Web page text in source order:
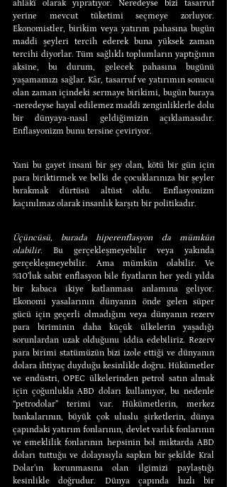
ahlâkî olarak yıpratıyor. Neredeyse bizi tasarruf
yerine mevcut tüketimi seçmeye zorluyor.
Ekonomistler, birikim veya yatırım pahasına bugün
maddi şeyleri tercih ederek buna yüksek zaman
tercihi diyorlar. Tüm sağlıklı toplumların yaptığının
aksine, bu durum, gelecek pahasına bugünü
yaşamamızı sağlar. Kâr, tasarruf ve yatırımın sonucu
olan zaman içindeki sermaye birikimi, bugün buraya
-neredeyse hayal edilemez maddi zenginliklerle dolu
bir dünyaya-nasıl geldiğimizin açıklamasıdır.
Enflasyonizm bunu tersine çeviriyor.
Yani bu gayet insani bir şey olan, kötü bir gün için
para biriktirmek ve belki de çocuklarınıza bir şeyler
bırakmak dürtüsü altüst oldu. Enflasyonizm
kaçınılmaz olarak insanlık karşıtı bir politikadır.
Üçüncüsü, burada hiperenflasyon da mümkün
olabilir. Bu gerçekleşmeyebilir veya yakında
gerçekleşmeyebilir. Ama mümkün olabilir. Ve
%10’luk sabit enflasyon bile fiyatların her yedi yılda
bir kabaca ikiye katlanması anlamına geliyor.
Ekonomi yasalarının dünyanın önde gelen süper
gücü için geçerli olmadığını veya dünyanın rezerv
para biriminin daha küçük ülkelerin yaşadığı
sorunlardan uzak olduğunu iddia edebiliriz. Rezerv
para birimi statümüzün bizi izole ettiği ve dünyanın
dolara ihtiyaç duyduğu kesinlikle doğru. Hükümetler
ve endüstri, OPEC ülkelerinden petrol satın almak
için çoğunlukla ABD doları kullanıyor, bu nedenle
“petrodolar” terimi var. Hükümetlerin, merkez
bankalarının, büyük çok uluslu şirketlerin, dünya
çapındaki yatırım fonlarının, devlet varlık fonlarının
ve emeklilik fonlarının hepsinin bol miktarda ABD
doları tuttuğu ve dolayısıyla sapkın bir şekilde Kral
Dolar’ın korunmasına olan ilgimizi paylaştığı
kesinlikle doğrudur. Dünya çapında hızlı bir